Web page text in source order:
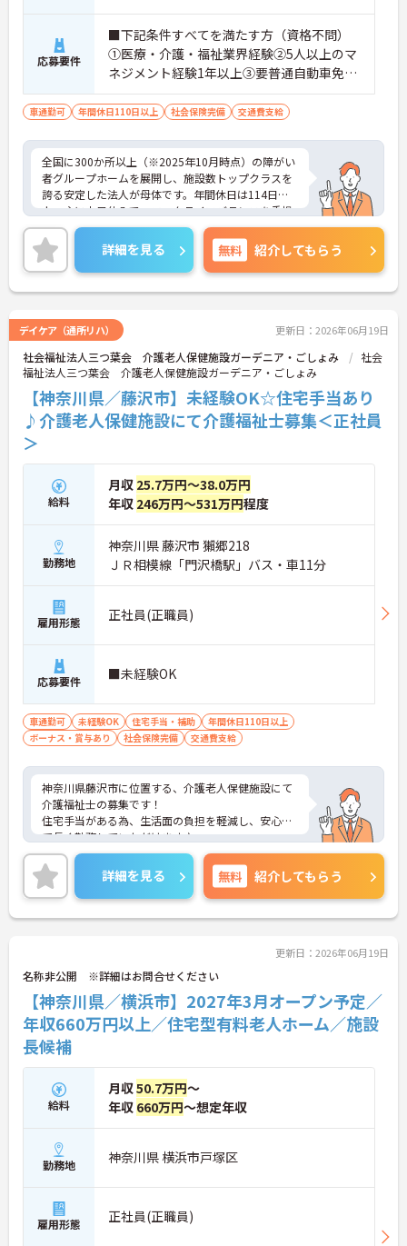
応募要件
■下記条件すべてを満たす方（資格不問）
①医療・介護・福祉業界経験②5人以上のマ
ネジメント経験1年以上③要普通自動車免許
（AT限定可）※介護業界に関する有資格者
（介護職員初任者研修、介護福祉士な
祉経験歓迎
車通勤可 年間休日110日以上 社会保険完備 交通費支給
全国に300か所以上（※2025年10月時点）の障がい
者グループホームを展開し、施設数トップクラスを
誇る安定した法人が母体です。年間休日は114日以
上、主に土日休みで、ワークライフバランスを重視
した働き方が可能です。産前産後・育児休暇制度も
あり、子育て世代も安心して働ける環境が整ってい
ます。一般社員研修や外部勉強会受講支援制度など
を通じて着実にスキルアップもできます。チームを
まとめ、メンバーの成長を後押しすることにやりが
の職場です。ご興味のある方は詳細等をお伝えしま
すので、お気軽にお問い合わせください。
詳細を見る 無料 紹介してもらう
デイケア（通所リハ） 更新日：2026年06月19日
社会福祉法人三つ葉会 介護老人保健施設ガーデニア・ごしょみ
社会
福祉法人三つ葉会 介護老人保健施設ガーデニア・ごしょみ
【神奈川県／藤沢市】未経験OK☆住宅手当あり
♪介護老人保健施設にて介護福祉士募集＜正社員
＞
給料
月収 25.7万円～38.0万円
年収 246万円～531万円程度
勤務地
神奈川県 藤沢市 獺郷218
ＪＲ相模線「門沢橋駅」バス・車11分
雇用形態 正社員(正職員)
応募要件 ■未経験OK
車通勤可 未経験OK 住宅手当・補助
年間休日110日以上
ボーナス・賞与あり
社会保険完備 交通費支給
神奈川県藤沢市に位置する、介護老人保健施設にて
介護福祉士の募集です！
住宅手当がある為、生活面の負担を軽減し、安心し
て長く勤務していただけます♪
また、残業は月1時間程なので、ワークライフバラ
ンスが叶います☆
さらに、マイカー通勤可能で無料駐車場もあるの
で、通勤らくらくです◎
ご興味のある方には、面接対策ポイントなど、さら
詳細を見る 無料 紹介してもらう
更新日：2026年06月19日
名称非公開 ※詳細はお問合せください
【神奈川県／横浜市】2027年3月オープン予定／
年収660万円以上／住宅型有料老人ホーム／施設
長候補
給料
月収50.7万円～
年収 660万円～想定年収
勤務地 神奈川県 横浜市戸塚区
雇用形態 正社員(正職員)